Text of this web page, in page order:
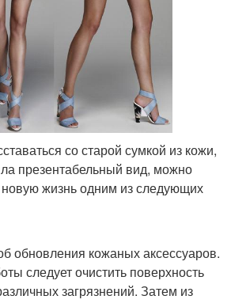
со старой сумкой из кожи,
презентабельный вид, можно
новую жизнь одним из следующих
обновления кожаных аксессуаров.
следует очистить поверхность
загрязнений. Затем из